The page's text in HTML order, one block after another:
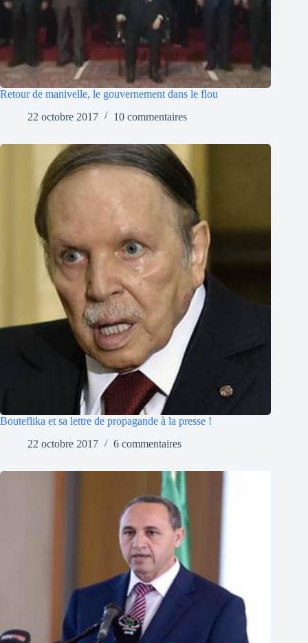
Retour de manivelle, le gouvernement dans le flou
22 octobre 2017
10 commentaires
Bouteflika et sa lettre de propagande à la presse !
22 octobre 2017
6 commentaires